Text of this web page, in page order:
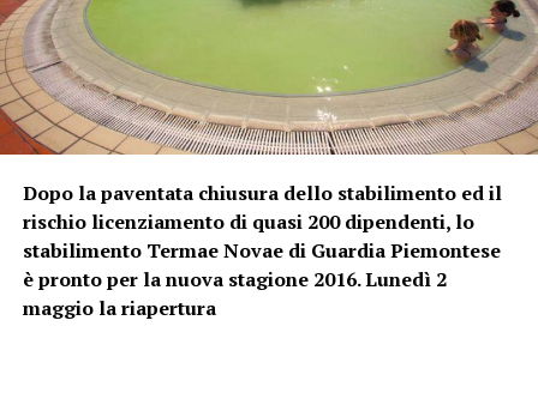
Dopo la paventata chiusura dello stabilimento ed il
rischio licenziamento di quasi 200 dipendenti, lo
stabilimento Termae Novae di Guardia Piemontese
è pronto per la nuova stagione 2016. Lunedì 2
maggio la riapertura